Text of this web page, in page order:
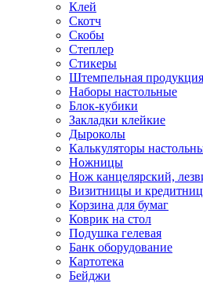
Клей
Скотч
Скобы
Степлер
Стикеры
Штемпельная продукция
Наборы настольные
Блок-кубики
Закладки клейкие
Дыроколы
Калькуляторы
Ножницы
Нож канцелярский,
Визитницы и
Корзина для бумаг
Коврик на стол
Подушка гелевая
Банк оборудование
Картотека
Бейджи